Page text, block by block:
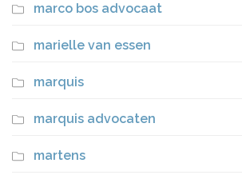
marco bos advocaat
marielle van essen
marquis
marquis advocaten
martens